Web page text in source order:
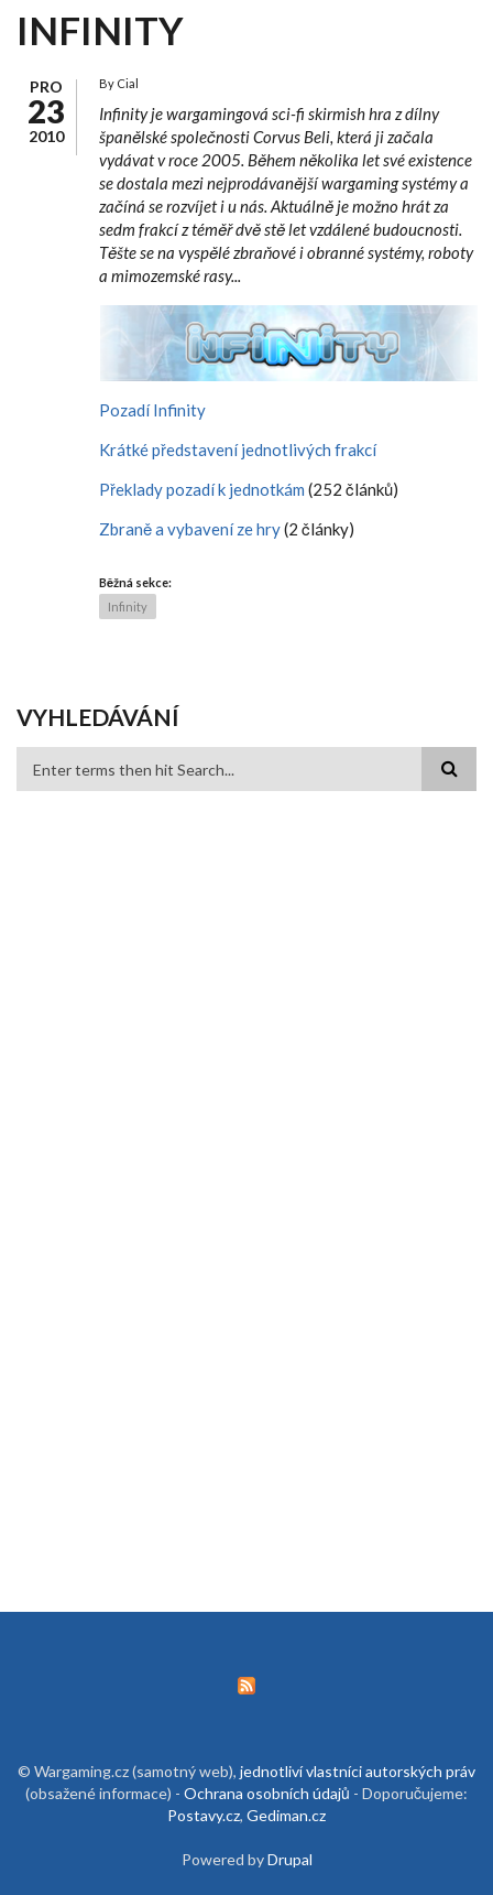
INFINITY
PRO
23
2010
By Cial
Infinity je wargamingová sci-fi skirmish hra z dílny
španělské společnosti Corvus Beli, která ji začala
vydávat v roce 2005. Během několika let své existence
se dostala mezi nejprodávanější wargaming systémy a
začíná se rozvíjet i u nás. Aktuálně je možno hrát za
sedm frakcí z téměř dvě stě let vzdálené budoucnosti.
Těšte se na vyspělé zbraňové i obranné systémy, roboty
a mimozemské rasy...
Pozadí Infinity
Krátké představení jednotlivých frakcí
Překlady pozadí k jednotkám (252 článků)
Zbraně a vybavení ze hry(2 články)
Běžná sekce:
Infinity
VYHLEDÁVÁNÍ
© Wargaming.cz (samotný web), jednotliví vlastníci autorských práv
(obsažené informace) - Ochrana osobních údajů - Doporučujeme:
Postavy.cz, Gediman.cz
Powered byDrupal